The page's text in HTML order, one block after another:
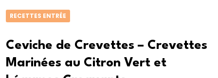
RECETTES ENTRÉE
Ceviche de Crevettes – Crevettes
Marinées au Citron Vert et